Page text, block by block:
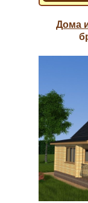
Дома